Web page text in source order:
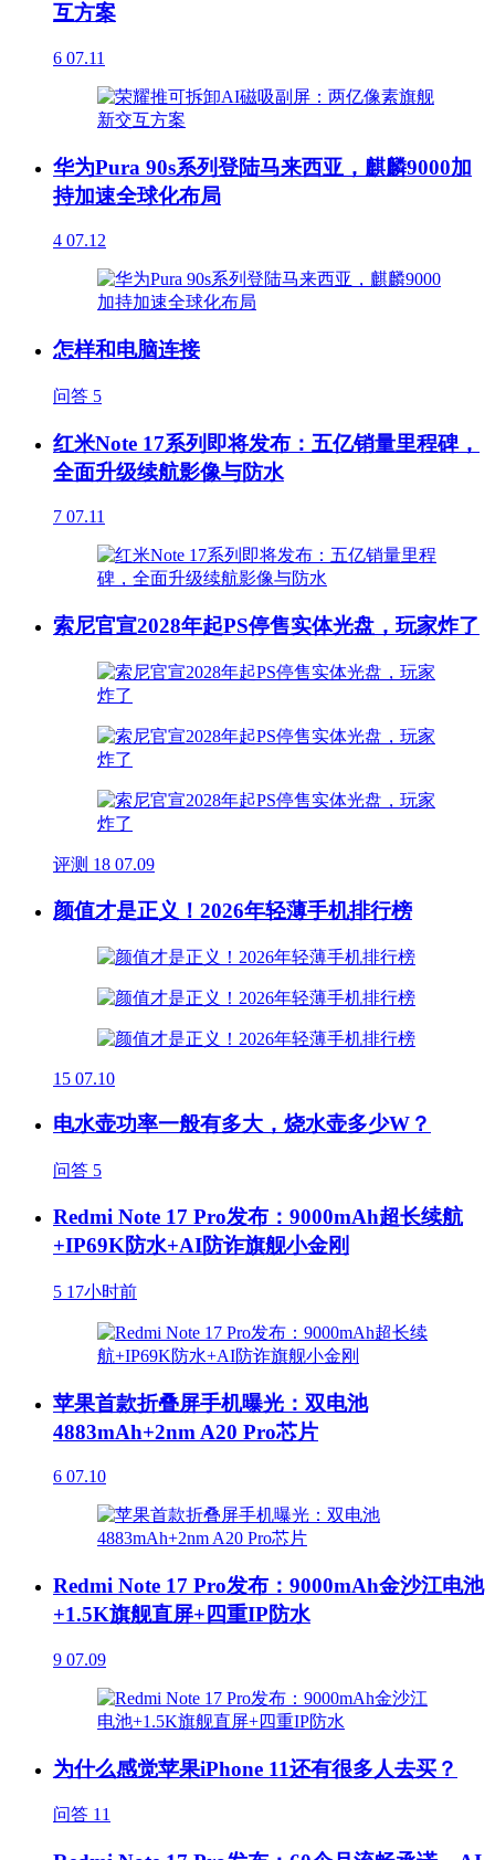
互方案
6 07.11
华为Pura 90s系列登陆马来西亚，麒麟9000加
持加速全球化布局
4 07.12
怎样和电脑连接
问答 5
红米Note 17系列即将发布：五亿销量里程碑，
全面升级续航影像与防水
7 07.11
索尼官宣2028年起PS停售实体光盘，玩家炸了
评测 18 07.09
颜值才是正义！2026年轻薄手机排行榜
15 07.10
电水壶功率一般有多大，烧水壶多少W？
问答 5
Redmi Note 17 Pro发布：9000mAh超长续航
+IP69K防水+AI防诈旗舰小金刚
5 17小时前
苹果首款折叠屏手机曝光：双电池
4883mAh+2nm A20 Pro芯片
6 07.10
Redmi Note 17 Pro发布：9000mAh金沙江电池
+1.5K旗舰直屏+四重IP防水
9 07.09
为什么感觉苹果iPhone 11还有很多人去买？
问答 11